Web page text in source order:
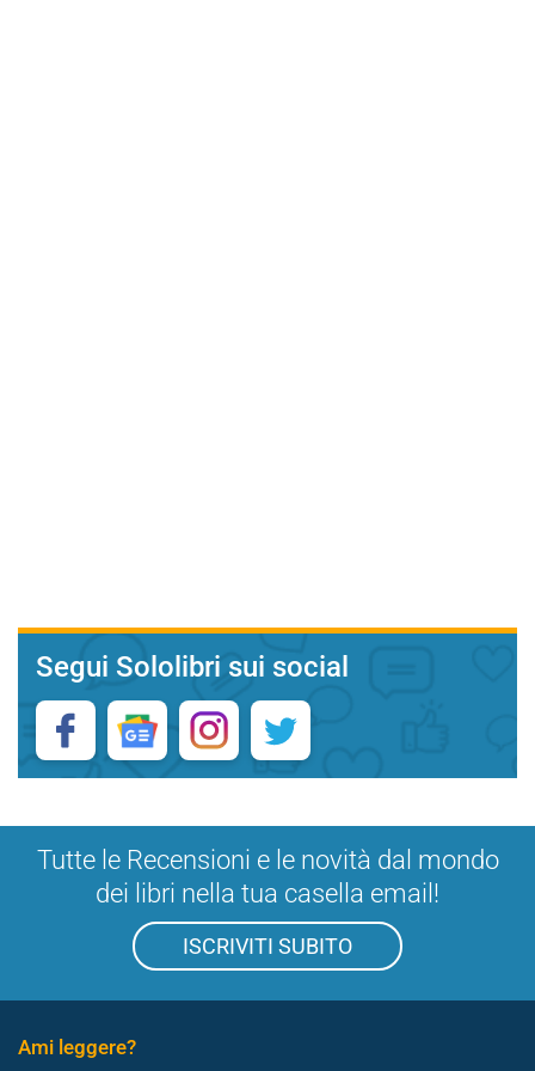
Segui Sololibri sui social
Tutte le Recensioni e le novità dal mondo
dei libri nella tua casella email!
ISCRIVITI SUBITO
Ami leggere?